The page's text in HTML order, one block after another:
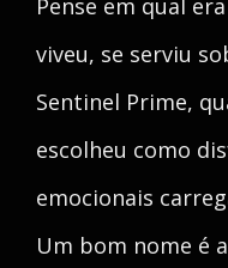
Pense em qual
viveu, se serviu
Sentinel Prime,
escolheu como
emocionais
Um bom nome é